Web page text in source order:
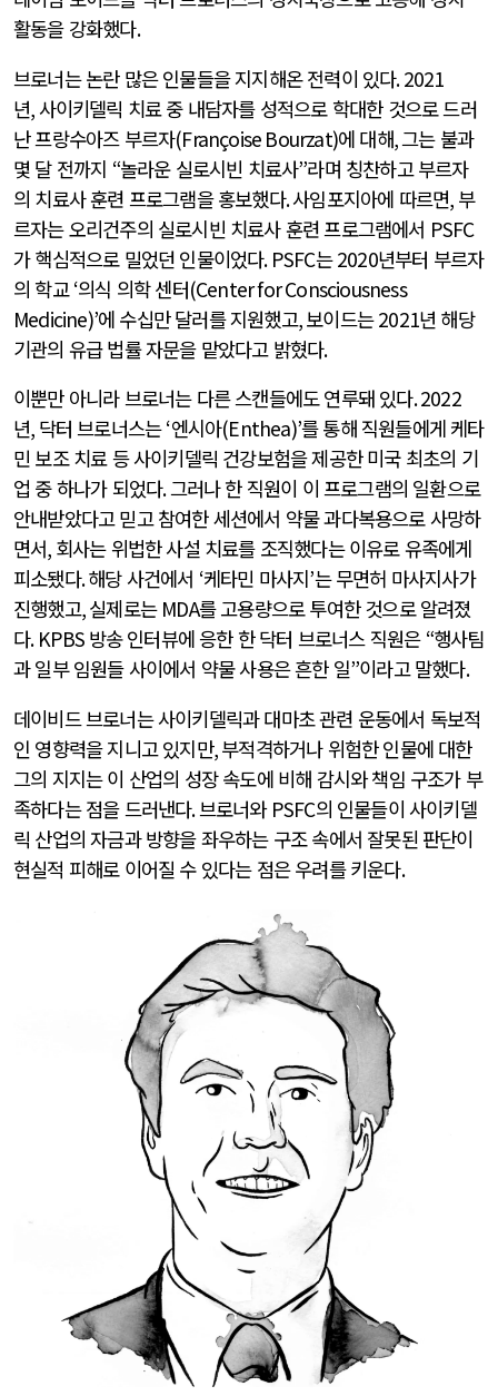
활동을 강화했다.
브로너는 논란 많은 인물들을 지지해온 전력이 있다. 2021
년,사이키델릭 치료 중 내담자를 성적으로 학대한 것으로 드러
난 프랑수아즈 부르자(Françoise Bourzat)에 대해,그는 불과
몇 달 전까지 “놀라운 실로시빈 치료사”라며 칭찬하고 부르자
의 치료사 훈련 프로그램을 홍보했다.사임포지아에 따르면, 부
르자는 오리건주의 실로시빈 치료사 훈련 프로그램에서 PSFC
가 핵심적으로 밀었던 인물이었다. PSFC는2020년부터 부르자
의 학교‘의식 의학 센터(Center for Consciousness
Medicine)’에 수십만 달러를 지원했고,보이드는2021년 해당
기관의 유급 법률 자문을 맡았다고 밝혔다.
이뿐만 아니라 브로너는 다른 스캔들에도 연루돼 있다. 2022
년, 닥터 브로너스는‘엔시아(Enthea)’를 통해 직원들에게 케타
민 보조 치료 등 사이키델릭 건강보험을 제공한 미국 최초의 기
업 중 하나가 되었다.그러나 한 직원이 이 프로그램의 일환으로
안내받았다고 믿고 참여한 세션에서 약물 과다복용으로 사망하
면서, 회사는 위법한 사설 치료를 조직했다는 이유로 유족에게
피소됐다.해당 사건에서 ‘케타민 마사지’는 무면허 마사지사가
진행했고,실제로는 MDA를 고용량으로 투여한 것으로 알려졌
다. KPBS 방송 인터뷰에 응한 한 닥터 브로너스 직원은 “행사팀
과 일부 임원들 사이에서 약물 사용은 흔한 일”이라고 말했다.
데이비드 브로너는 사이키델릭과 대마초 관련 운동에서 독보적
인 영향력을 지니고 있지만,부적격하거나 위험한 인물에 대한
그의 지지는 이 산업의 성장 속도에 비해 감시와 책임 구조가 부
족하다는 점을 드러낸다.브로너와 PSFC의 인물들이 사이키델
릭 산업의 자금과 방향을 좌우하는 구조 속에서 잘못된 판단이
현실적 피해로 이어질 수 있다는 점은 우려를 키운다.